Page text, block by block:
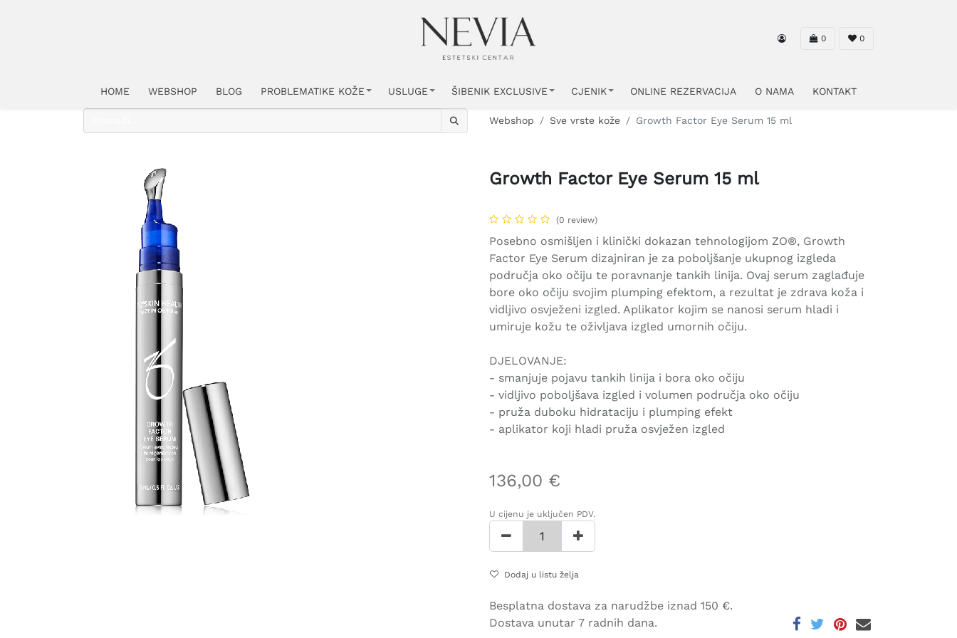
0 0
HOME WEBSHOP BLOG PROBLEMATIKE KOŽE USLUGE ŠIBENIK EXCLUSIVE CJENIK ONLINE REZERVACIJA O NAMA KONTAKT
Webshop Sve vrste kože Growth Factor Eye Serum 15 ml
Growth Factor Eye Serum 15 ml
(0 review)
Posebno osmišljen i klinički dokazan tehnologijom ZO®, Growth
Factor Eye Serum dizajniran je za poboljšanje ukupnog izgleda
područja oko očiju te poravnanje tankih linija. Ovaj serum zaglađuje
bore oko očiju svojim plumping efektom, a rezultat je zdrava koža i
vidljivo osvježeni izgled. Aplikator kojim se nanosi serum hladi i
umiruje kožu te oživljava izgled umornih očiju.
DJELOVANJE:
- smanjuje pojavu tankih linija i bora oko očiju
- vidljivo poboljšava izgled i volumen područja oko očiju
- pruža duboku hidrataciju i plumping efekt
- aplikator koji hladi pruža osvježen izgled
136,00 €
U cijenu je uključen PDV.
Dodaj u listu želja
Besplatna dostava za narudžbe iznad 150 €.
Dostava unutar 7 radnih dana.